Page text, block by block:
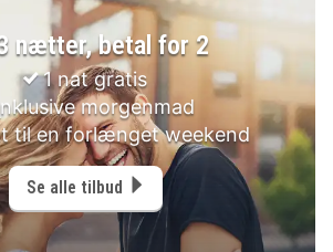
nætter, betal for 2
1 nat gratis
morgenmad
til en forlænget weekend
Se alle tilbud